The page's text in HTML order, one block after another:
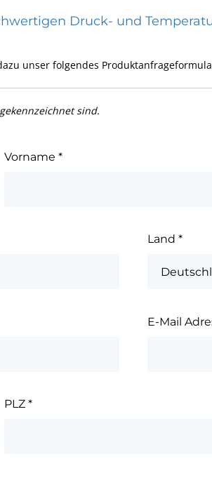
Druck- und
unser folgendes
sind.
Vorname*
Land *
E-Mail
PLZ*